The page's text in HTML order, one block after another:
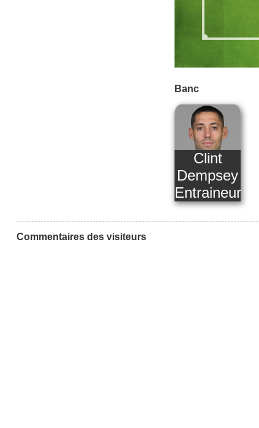
Banc
Clint
Dempsey
Entraineur
Commentaires des visiteurs